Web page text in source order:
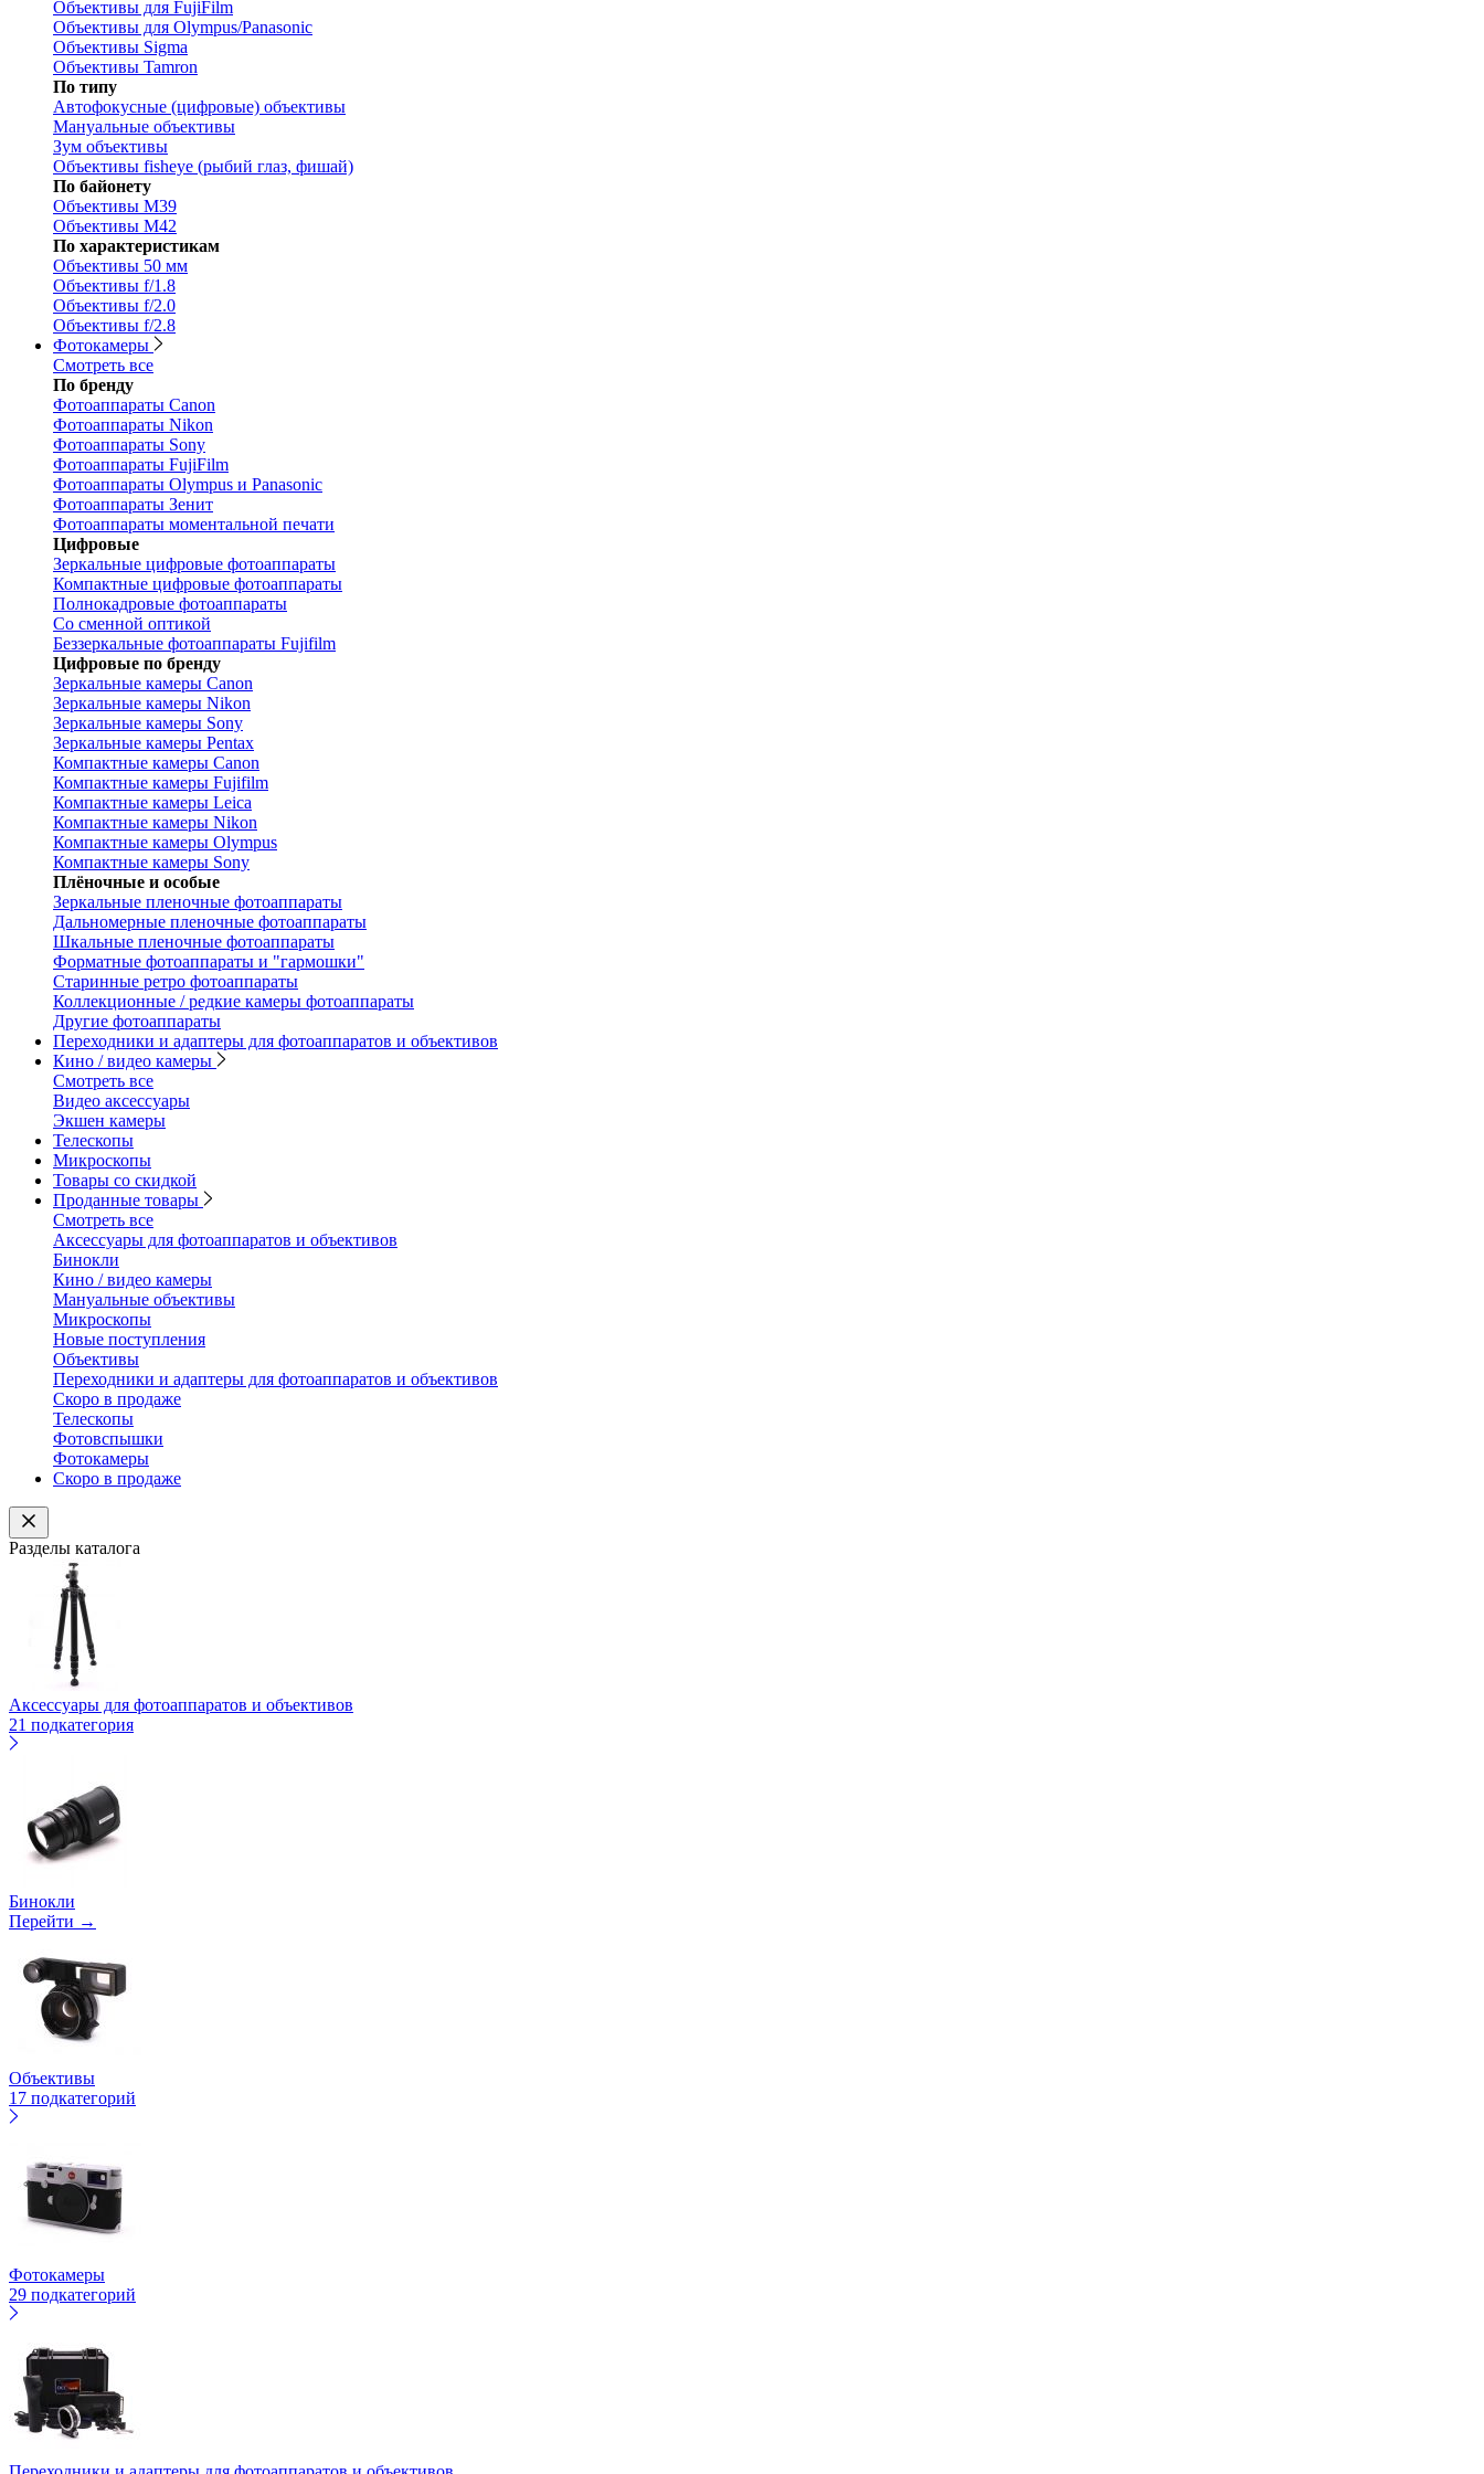
Объективы для FujiFilm
Объективы для Olympus/Panasonic
Объективы Sigma
Объективы Tamron
По типу
Автофокусные (цифровые) объективы
Мануальные объективы
Зум объективы
Объективы fisheye (рыбий глаз, фишай)
По байонету
Объективы M39
Объективы M42
По характеристикам
Объективы 50 мм
Объективы f/1.8
Объективы f/2.0
Объективы f/2.8
Фотокамеры
Смотреть все
По бренду
Фотоаппараты Canon
Фотоаппараты Nikon
Фотоаппараты Sony
Фотоаппараты FujiFilm
Фотоаппараты Olympus и Panasonic
Фотоаппараты Зенит
Фотоаппараты моментальной печати
Цифровые
Зеркальные цифровые фотоаппараты
Компактные цифровые фотоаппараты
Полнокадровые фотоаппараты
Со сменной оптикой
Беззеркальные фотоаппараты Fujifilm
Цифровые по бренду
Зеркальные камеры Canon
Зеркальные камеры Nikon
Зеркальные камеры Sony
Зеркальные камеры Pentax
Компактные камеры Canon
Компактные камеры Fujifilm
Компактные камеры Leica
Компактные камеры Nikon
Компактные камеры Olympus
Компактные камеры Sony
Плёночные и особые
Зеркальные пленочные фотоаппараты
Дальномерные пленочные фотоаппараты
Шкальные пленочные фотоаппараты
Форматные фотоаппараты и "гармошки"
Старинные ретро фотоаппараты
Коллекционные / редкие камеры фотоаппараты
Другие фотоаппараты
Переходники и адаптеры для фотоаппаратов и объективов
Кино / видео камеры
Смотреть все
Видео аксессуары
Экшен камеры
Телескопы
Микроскопы
Товары со скидкой
Проданные товары
Смотреть все
Аксессуары для фотоаппаратов и объективов
Бинокли
Кино / видео камеры
Мануальные объективы
Микроскопы
Новые поступления
Объективы
Переходники и адаптеры для фотоаппаратов и объективов
Скоро в продаже
Телескопы
Фотовспышки
Фотокамеры
Скоро в продаже
Разделы каталога
Аксессуары для фотоаппаратов и объективов
21 подкатегория
Бинокли
Перейти →
Объективы
17 подкатегорий
Фотокамеры
29 подкатегорий